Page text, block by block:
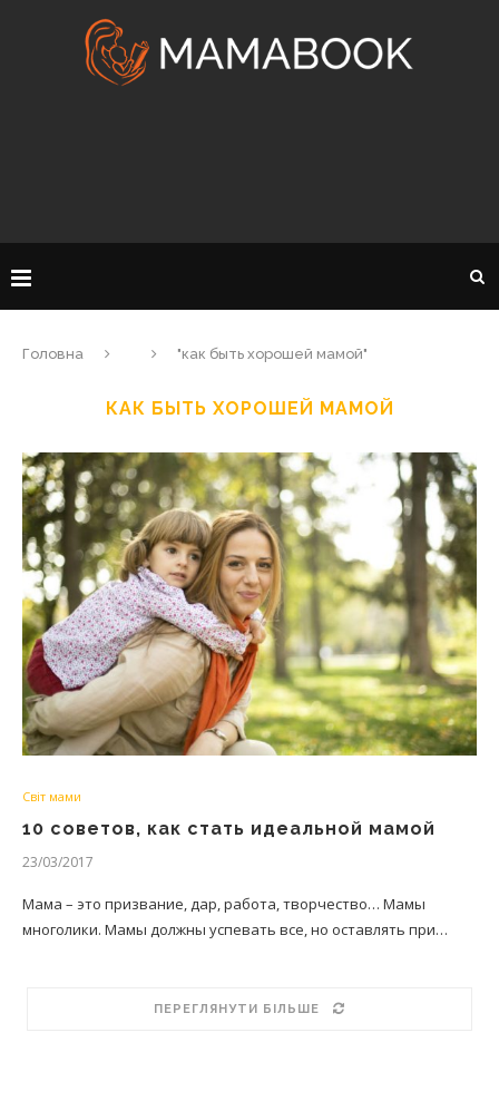
Головна "как быть хорошей мамой"
КАК БЫТЬ ХОРОШЕЙ МАМОЙ
Світ мами
10 советов, как стать идеальной мамой
23/03/2017
Мама – это призвание, дар, работа, творчество… Мамы
многолики. Мамы должны успевать все, но оставлять при…
ПЕРЕГЛЯНУТИ БІЛЬШЕ